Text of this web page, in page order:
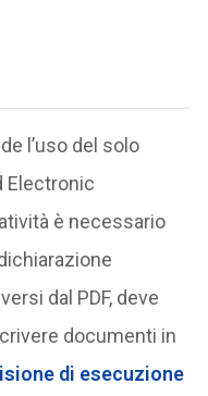
l’uso del solo
Electronic
è necessario
dal PDF, deve
documenti in
di esecuzione